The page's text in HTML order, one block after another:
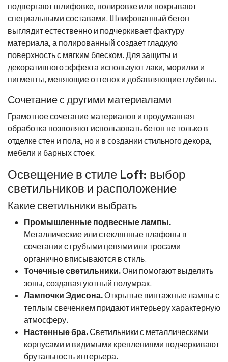
подвергают шлифовке, полировке или покрывают
специальными составами. Шлифованный бетон
выглядит естественно и подчеркивает фактуру
материала, а полированный создает гладкую
поверхность с мягким блеском. Для защиты и
декоративного эффекта используют лаки, морилки и
пигменты, меняющие оттенок и добавляющие глубины.
Сочетание с другими материалами
Грамотное сочетание материалов и продуманная
обработка позволяют использовать бетон не только в
отделке стен и пола, но и в создании стильного декора,
мебели и барных стоек.
Освещение в стиле Loft: выбор
светильников и расположение
Какие светильники выбрать
Промышленные подвесные лампы.
Металлические или стеклянные плафоны в
сочетании с грубыми цепями или тросами
органично вписываются в стиль.
Точечные светильники.Они помогают выделить
зоны, создавая уютный полумрак.
Лампочки Эдисона.Открытые винтажные лампы с
теплым свечением придают интерьеру характерную
атмосферу.
Настенные бра.Светильники с металлическими
корпусами и видимыми креплениями подчеркивают
брутальность интерьера.